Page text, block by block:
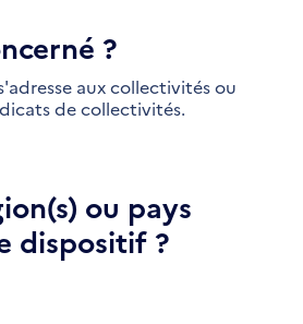
?
aux collectivités ou
de collectivités.
ou pays
dispositif ?